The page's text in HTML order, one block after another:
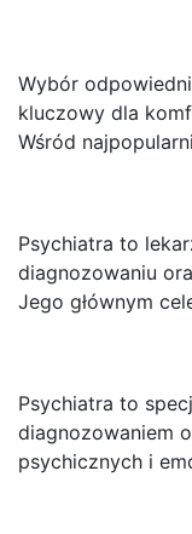
Wybór
kluczowy dla
Wśród
Psychiatra to
diagnozowaniu
Jego głównym
Psychiatra to
diagnozowaniem
psychicznych i